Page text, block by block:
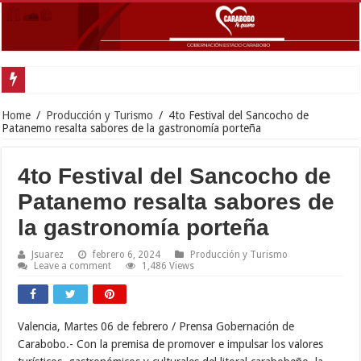
Home / Producción y Turismo / 4to Festival del Sancocho de
Patanemo resalta sabores de la gastronomía porteña
4to Festival del Sancocho de
Patanemo resalta sabores de
la gastronomía porteña
Jsuarez febrero 6, 2024
Producción y Turismo
Leave a comment
1,486 Views
Valencia, Martes 06 de febrero / Prensa Gobernación de
Carabobo.- Con la premisa de promover e impulsar los valores